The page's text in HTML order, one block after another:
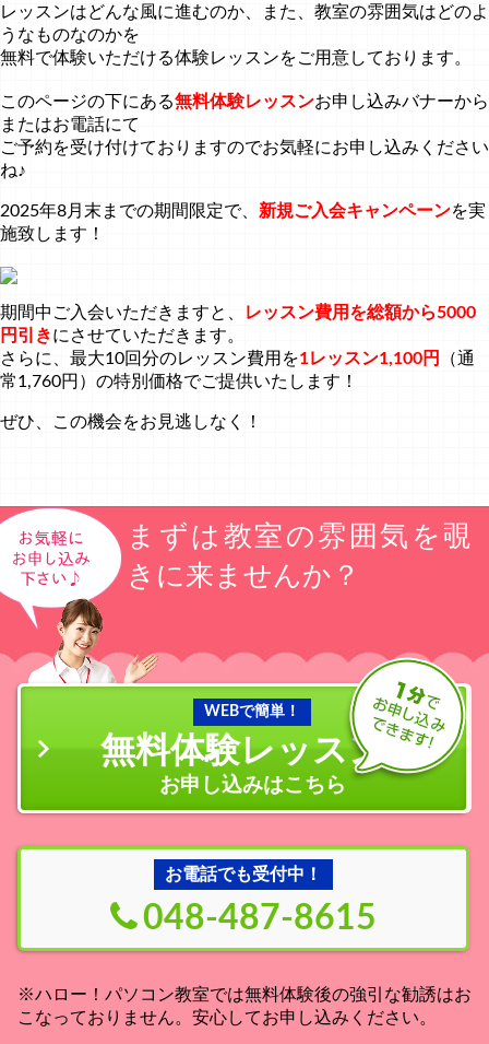
レッスンはどんな風に進むのか、また、教室の雰囲気はどのよ
うなものなのかを
無料で体験いただける体験レッスンをご用意しております。
このページの下にある無料体験レッスンお申し込みバナーから
またはお電話にて
ご予約を受け付けておりますのでお気軽にお申し込みください
ね♪
2025年8月末までの期間限定で、 新規ご入会キャンペーンを実
施致します！
期間中ご入会いただきますと、
レッスン費用を総額から5000
円引きにさせていただきます。
さらに、最大10回分のレッスン費用を1レッスン1,100円
（通
常1,760円）の特別価格でご提供いたします！
ぜひ、この機会をお見逃しなく！
まずは教室の雰囲気を覗
きに来ませんか？
WEBで簡単！
無料体験レッスン
お申し込みはこちら
お電話でも受付中！
048-487-8615
※ハロー！パソコン教室では無料体験後の強引な勧誘はお
こなっておりません。安心してお申し込みください。